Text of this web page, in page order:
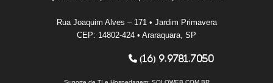
Rua Joaquim Alves – 171 • Jardim Primavera
CEP: 14802-424 • Araraquara, SP
(16) 9.9781.7050